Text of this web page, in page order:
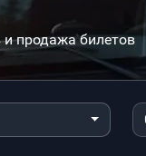
и продажа билетов